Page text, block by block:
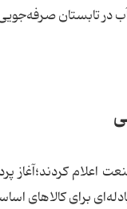
در تابستان
اعلام كردند؛آغاز